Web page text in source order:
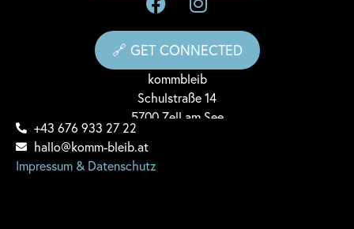
kommbleib
Schulstraße 14
5700 Zell am See
+43 676 933 27 22
hallo@komm-bleib.at
Impressum & Datenschutz
🔗 GET CONNECTED